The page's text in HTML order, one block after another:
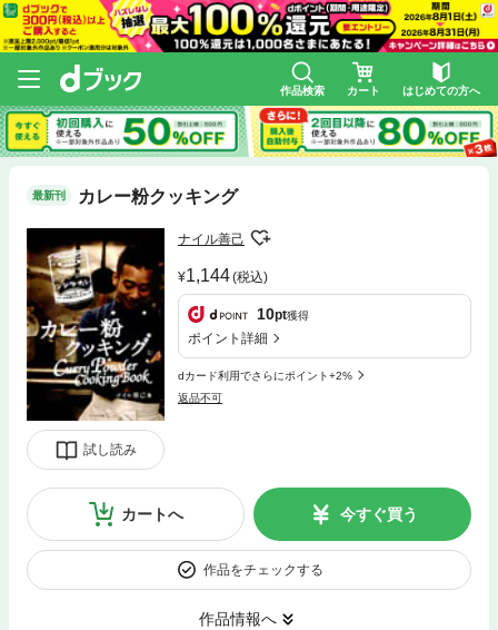
作品検索 カート はじめての方へ
最新刊 カレー粉クッキング
試し読み
ナイル善己
1,144(税込)
10pt獲得
ポイント詳細
dカード利用でさらにポイント+2%
返品不可
カートへ 今すぐ買う
作品をチェックする
作品情報へ